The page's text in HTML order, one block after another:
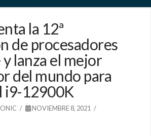
la 12ª
de procesadores
lanza el mejor
del mundo para
i9-12900K
NOVIEMBRE 8, 2021